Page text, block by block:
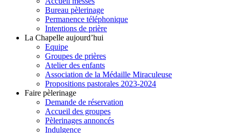
Bureau pèlerinage
Permanence téléphonique
Intentions de prière
La Chapelle aujourd’hui
Equipe
Groupes de prières
Atelier des enfants
Association de la Médaille Miraculeuse
Propositions pastorales 2023-2024
Faire pèlerinage
Demande de réservation
Accueil des groupes
Pèlerinages annoncés
Indulgence